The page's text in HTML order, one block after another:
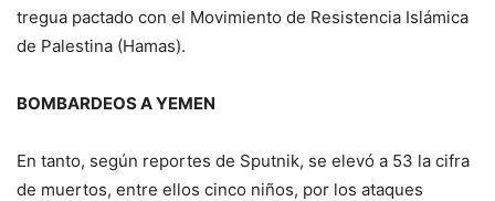
tregua pactado con el Movimiento de Resistencia Islámica
de Palestina (Hamas).
BOMBARDEOS A YEMEN
En tanto, según reportes de Sputnik, se elevó a 53 la cifra
de muertos, entre ellos cinco niños, por los ataques